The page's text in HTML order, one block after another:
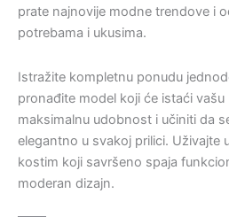
prate najnovije modne trendove i
potrebama i ukusima.
Istražite kompletnu ponudu
pronađite model koji će istaći
maksimalnu udobnost i učiniti da
elegantno u svakoj prilici. Uživajte
kostim koji savršeno spaja
moderan dizajn.